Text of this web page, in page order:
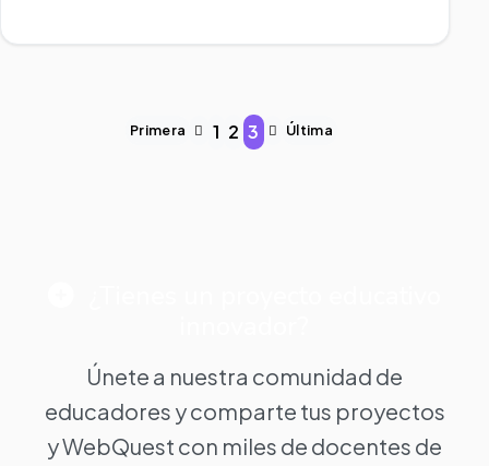
Primera 1 2 3 Última
Únete a nuestra comunidad de
educadores y comparte tus proyectos
y WebQuest con miles de docentes de